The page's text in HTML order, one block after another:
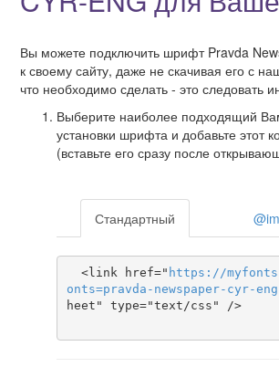
Вы можете подключить шрифт Pravda
к своему сайту, даже не скачивая его с
что необходимо сделать - это следовать
Выберите наиболее подходящий
установки шрифта и добавьте этот
(вставьте его сразу после
Стандартный
  <link href="
https ://myfonts
onts=pravda-newspaper-cyr-eng
heet" type="text/css" />